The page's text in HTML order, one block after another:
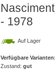
- 1978
Auf Lager
Verfügbare Varianten:
Zustand: gut